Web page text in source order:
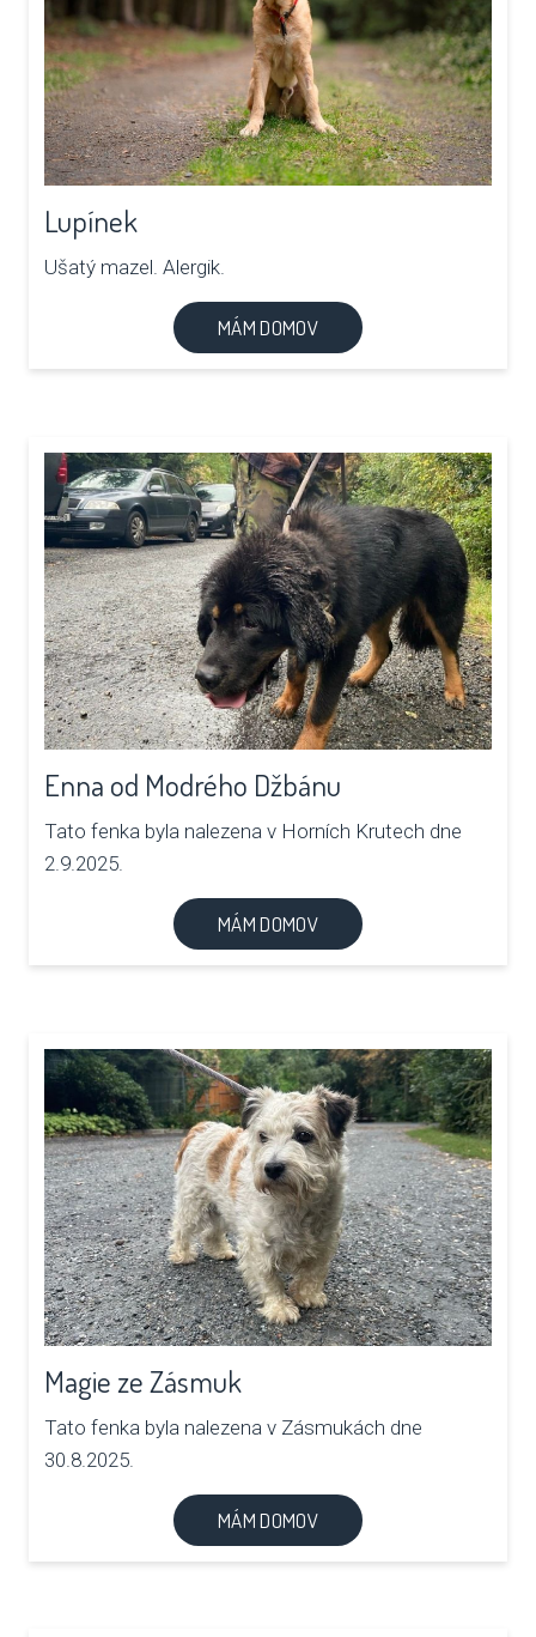
Lupínek
Ušatý mazel. Alergik.
MÁM DOMOV
Enna od Modrého Džbánu
Tato fenka byla nalezena v Horních Krutech dne
2.9.2025.
MÁM DOMOV
Magie ze Zásmuk
Tato fenka byla nalezena v Zásmukách dne
30.8.2025.
MÁM DOMOV